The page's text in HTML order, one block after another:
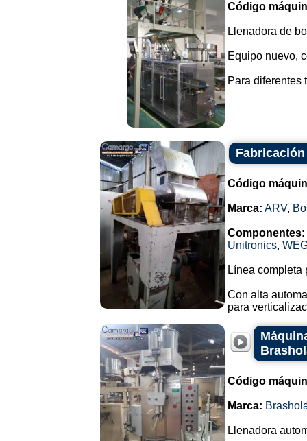
Código
Llenadora de
Equipo nuevo,
Para diferentes
Código
Marca: ARV,
Componentes:
Unitronics,
Línea completa
Con alta
para
Código
Marca:
Llenadora